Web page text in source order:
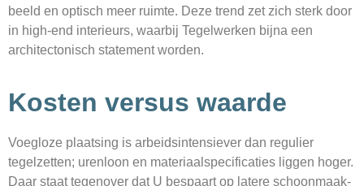
beeld en optisch meer ruimte. Deze trend zet zich sterk door
in high-end interieurs, waarbij Tegelwerken bijna een
architectonisch statement worden.
Kosten versus waarde
Voegloze plaatsing is arbeidsintensiever dan regulier
tegelzetten; uren­loon en materiaalspecificaties liggen hoger.
Daar staat tegenover dat U bespaart op latere schoonmaak­